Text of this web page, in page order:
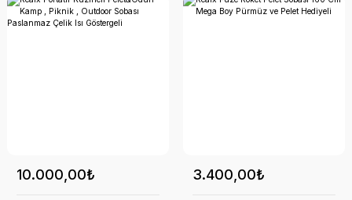
10.000,00₺ 3.400,00₺